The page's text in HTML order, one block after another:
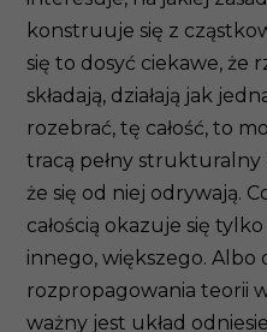
konstruuje się z
się to dosyć ciekawe, że
składają, działają jak
rozebrać, tę całość, to
tracą pełny strukturalny
że się od niej odrywają.
całością okazuje się
innego, większego.
rozpropagowania teorii
ważny jest układ